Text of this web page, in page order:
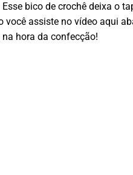
bico de crochê deixa o
você assiste no vídeo aqui
hora da confecção!